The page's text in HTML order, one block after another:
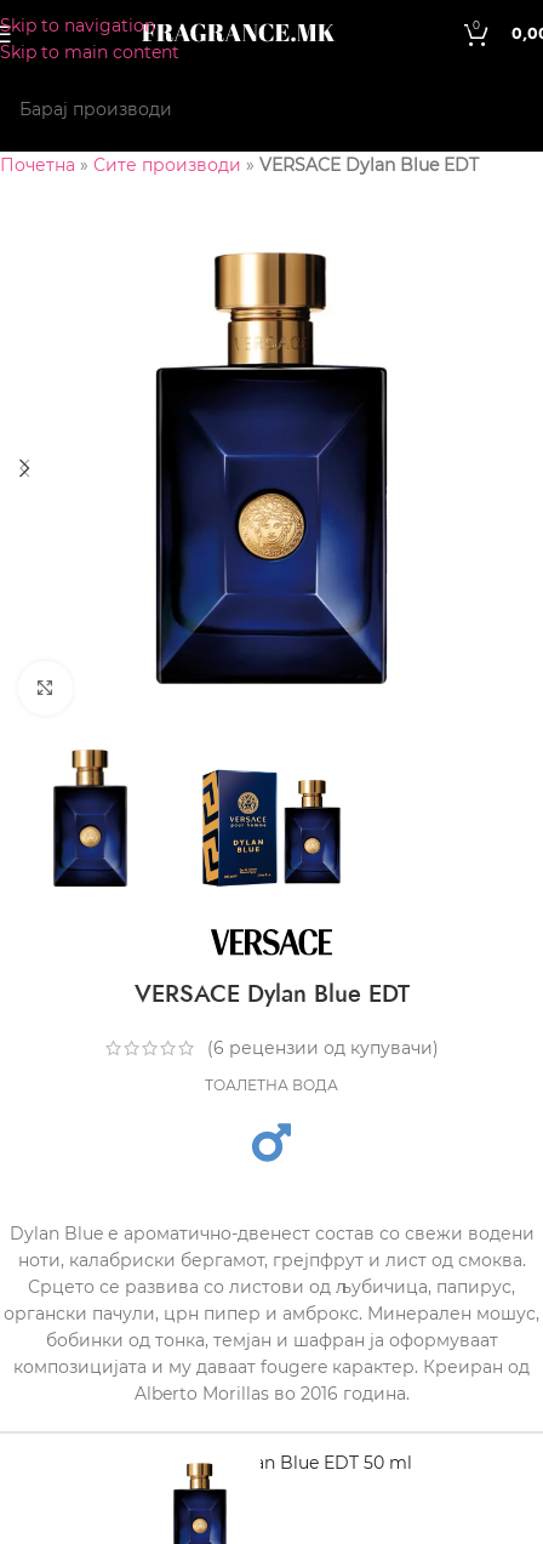
Skip to navigation
Skip to main content
0
Почетна » Сите производи » VERSACE Dylan Blue EDT
CLICK TO ENLARGE
VERSACE Dylan Blue EDT
(6 рецензии од купувачи)
ТОАЛЕТНА ВОДА
Dylan Blue е ароматичнo-двенест состав со свежи водени
ноти, калабриски бергамот, грејпфрут и лист од смоква.
Срцето се развива со листови од љубичица, папирус,
органски пачули, црн пипер и амброкс. Минерален мошус,
бобинки од тонка, темјан и шафран ја оформуваат
композицијата и му даваат fougere карактер. Креиран од
Alberto Morillas во 2016 година.
VERSACE Dylan Blue EDT 50 ml
3.480,00